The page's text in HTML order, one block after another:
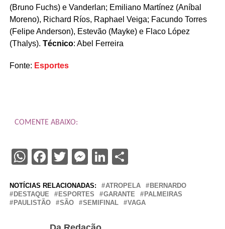
(Bruno Fuchs) e Vanderlan; Emiliano Martínez (Aníbal
Moreno), Richard Ríos, Raphael Veiga; Facundo Torres
(Felipe Anderson), Estevão (Mayke) e Flaco López
(Thalys). Técnico: Abel Ferreira
Fonte: Esportes
COMENTE ABAIXO:
WhatsApp
Facebook
Twitter
Messenger
LinkedIn
Share
NOTÍCIAS RELACIONADAS: ATROPELA
BERNARDO
DESTAQUE
ESPORTES GARANTE
PALMEIRAS
PAULISTÃO
SÃO SEMIFINAL VAGA